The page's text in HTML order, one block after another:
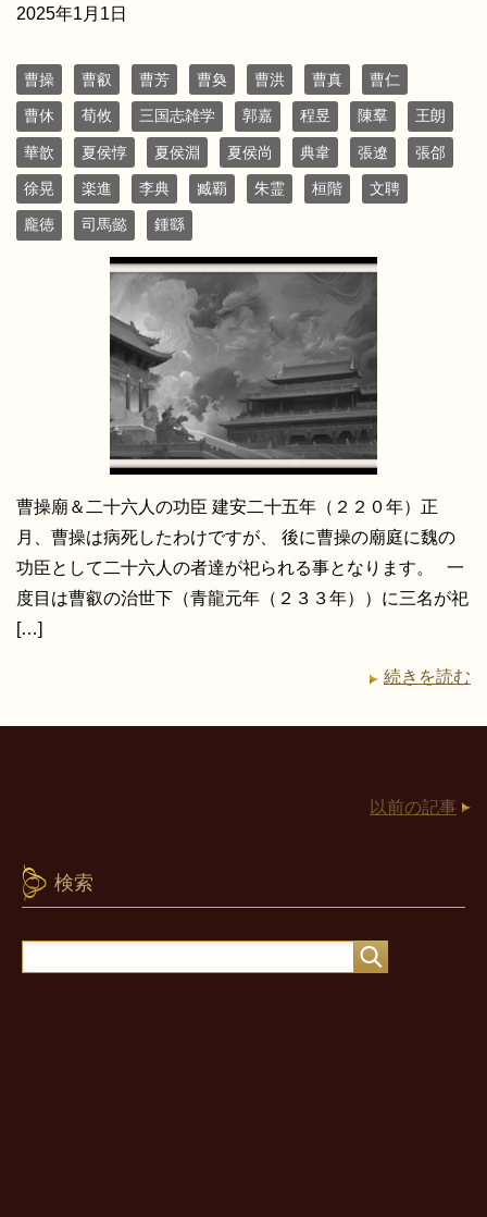
2025年1月1日
曹操 曹叡 曹芳 曹奐 曹洪 曹真 曹仁
曹休 荀攸 三国志雑学 郭嘉 程昱 陳羣 王朗
華歆 夏侯惇 夏侯淵 夏侯尚 典韋 張遼 張郃
徐晃 楽進 李典 臧覇 朱霊 桓階 文聘
龐徳 司馬懿 鍾繇
曹操廟＆二十六人の功臣 建安二十五年（２２０年）正
月、曹操は病死したわけですが、 後に曹操の廟庭に魏の
功臣として二十六人の者達が祀られる事となります。 一
度目は曹叡の治世下（青龍元年（２３３年））に三名が祀
[…]
続きを読む
以前の記事
検索